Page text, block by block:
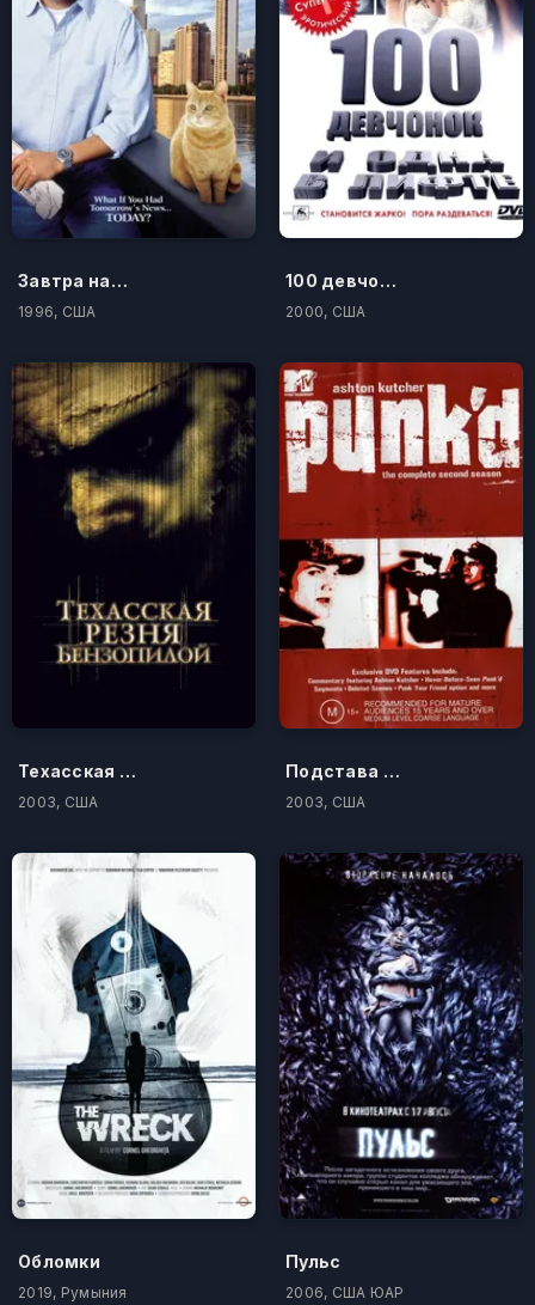
Завтра наступит сегодня
1996, США
100 девчонок и одна в лифтe
2000, США
Техасская резня бензопилой
2003, США
Подстава MTV
2003, США
Обломки
2019, Румыния
Пульс
2006, США ЮАР